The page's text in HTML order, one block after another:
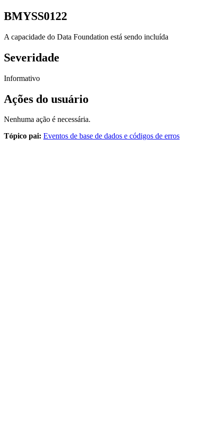
BMYSS0122
A capacidade do Data Foundation está sendo incluída
Severidade
Informativo
Ações do usuário
Nenhuma ação é necessária.
Tópico pai: Eventos de base de dados e códigos de erros